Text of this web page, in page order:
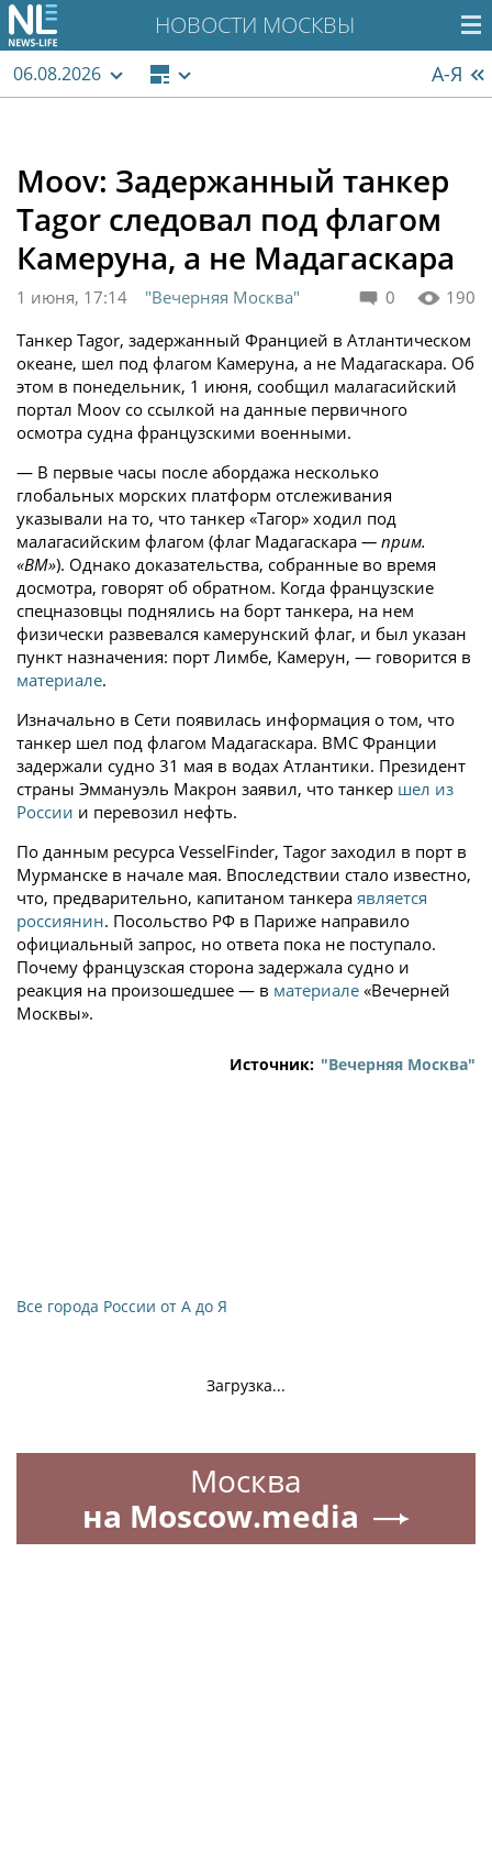
НОВОСТИ МОСКВЫ
06.08.2026 А-Я
Moov: Задержанный танкер
Tagor следовал под флагом
Камеруна, а не Мадагаскара
0 190
1 июня, 17:14
"Вечерняя Москва"
Танкер Tagor, задержанный Францией в Атлантическом
океане, шел под флагом Камеруна, а не Мадагаскара. Об
этом в понедельник, 1 июня, сообщил малагасийский
портал Moov со ссылкой на данные первичного
осмотра судна французскими военными.
— В первые часы после абордажа несколько
глобальных морских платформ отслеживания
указывали на то, что танкер «Тагор» ходил под
малагасийским флагом (флаг Мадагаскара — прим.
«ВМ»). Однако доказательства, собранные во время
досмотра, говорят об обратном. Когда французские
спецназовцы поднялись на борт танкера, на нем
физически развевался камерунский флаг, и был указан
пункт назначения: порт Лимбе, Камерун, — говорится в
материале.
Изначально в Сети появилась информация о том, что
танкер шел под флагом Мадагаскара. ВМС Франции
задержали судно 31 мая в водах Атлантики. Президент
страны Эммануэль Макрон заявил, что танкер шел из
России и перевозил нефть.
По данным ресурса VesselFinder, Tagor заходил в порт в
Мурманске в начале мая. Впоследствии стало известно,
что, предварительно, капитаном танкера является
россиянин. Посольство РФ в Париже направило
официальный запрос, но ответа пока не поступало.
Почему французская сторона задержала судно и
реакция на произошедшее — в материале «Вечерней
Москвы».
Источник: "Вечерняя Москва"
Все города России от А до Я
Загрузка...
Москва
на Moscow.media